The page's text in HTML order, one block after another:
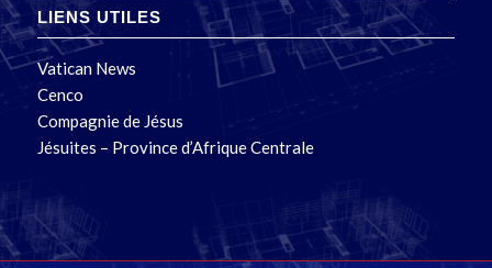
LIENS UTILES
Vatican News
Cenco
Compagnie de Jésus
Jésuites – Province d’Afrique Centrale